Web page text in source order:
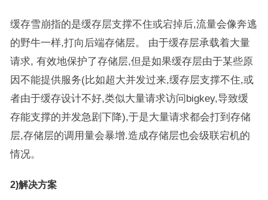
缓存雪崩指的是缓存层支撑不住或宕掉后,流量会像奔逃
的野牛一样,打向后端存储层。 由于缓存层承载着大量
请求, 有效地保护了存储层,但是如果缓存层由于某些原
因不能提供服务(比如超大并发过来,缓存层支撑不住,或
者由于缓存设计不好,类似大量请求访问bigkey,导致缓
存能支撑的并发急剧下降),于是大量请求都会打到存储
层,存储层的调用量会暴增.造成存储层也会级联宕机的
情况。
2)解决方案